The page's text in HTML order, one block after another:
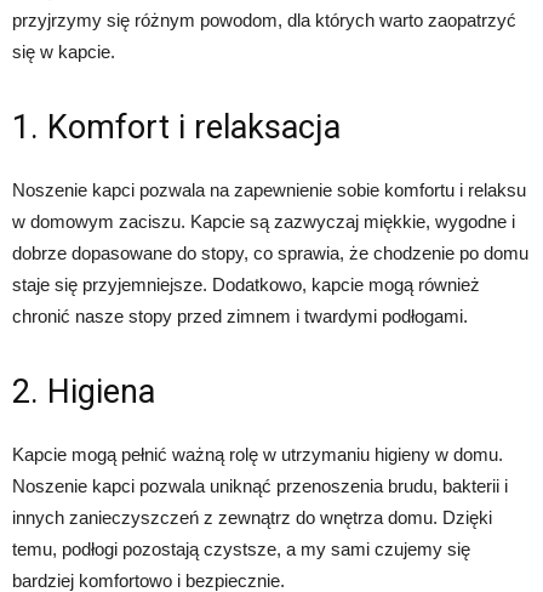
przyjrzymy się różnym powodom, dla których warto zaopatrzyć
się w kapcie.
1. Komfort i relaksacja
Noszenie kapci pozwala na zapewnienie sobie komfortu i relaksu
w domowym zaciszu. Kapcie są zazwyczaj miękkie, wygodne i
dobrze dopasowane do stopy, co sprawia, że chodzenie po domu
staje się przyjemniejsze. Dodatkowo, kapcie mogą również
chronić nasze stopy przed zimnem i twardymi podłogami.
2. Higiena
Kapcie mogą pełnić ważną rolę w utrzymaniu higieny w domu.
Noszenie kapci pozwala uniknąć przenoszenia brudu, bakterii i
innych zanieczyszczeń z zewnątrz do wnętrza domu. Dzięki
temu, podłogi pozostają czystsze, a my sami czujemy się
bardziej komfortowo i bezpiecznie.